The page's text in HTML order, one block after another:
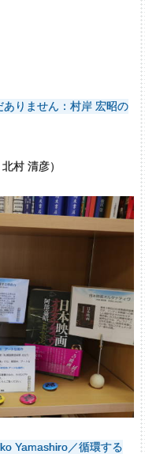
りません：村岸 宏昭の
村 清彦）
Yamashiro／循環する